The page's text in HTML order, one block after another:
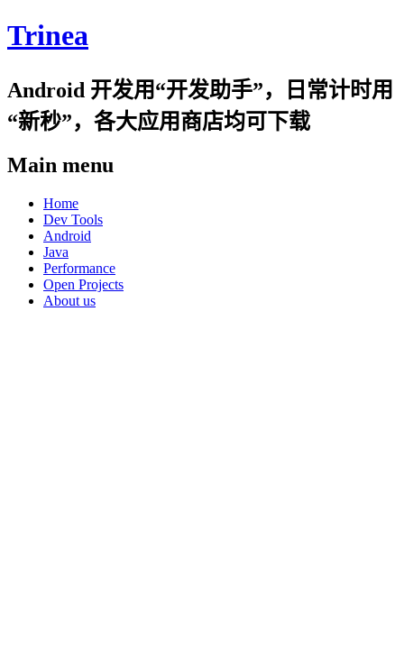
Trinea
Android 开发用“开发助手”，日常计时用
“新秒”，各大应用商店均可下载
Main menu
Skip
content
Home
Dev Tools
Android
Java
Performance
Open Projects
About us